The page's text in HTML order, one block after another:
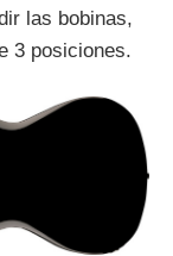
las bobinas,
3 posiciones.